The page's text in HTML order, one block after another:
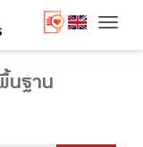
นฐาน